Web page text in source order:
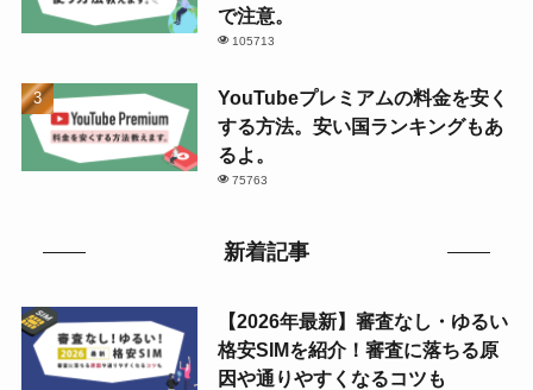
で注意。
105713
YouTubeプレミアムの料金を安く
する方法。安い国ランキングもあ
るよ。
75763
新着記事
【2026年最新】審査なし・ゆるい
格安SIMを紹介！審査に落ちる原
因や通りやすくなるコツも